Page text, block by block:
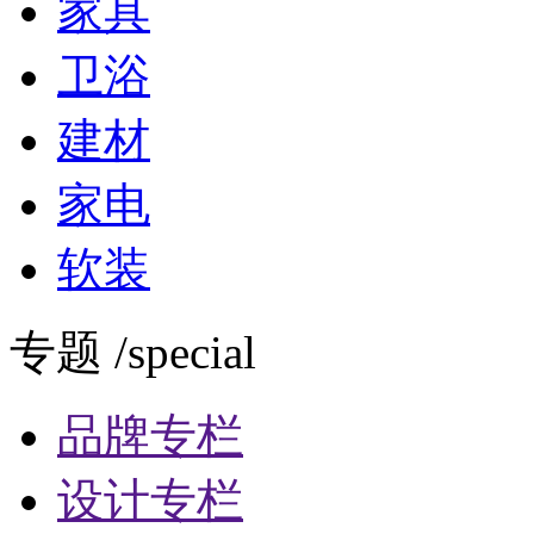
家具
卫浴
建材
家电
软装
专题 /special
品牌专栏
设计专栏